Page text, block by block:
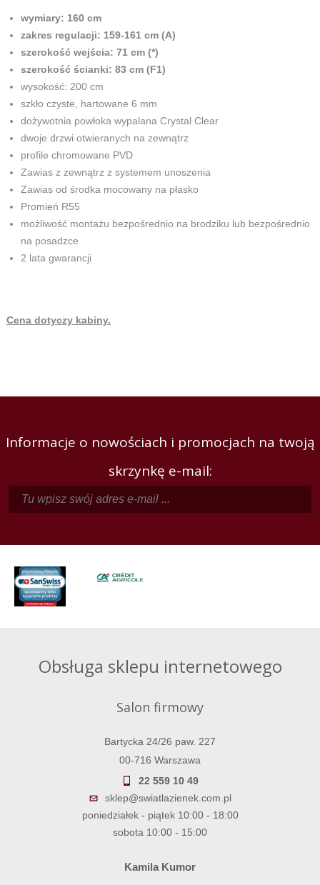
wymiary: 160 cm
zakres regulacji: 159-161 cm (A)
szerokość wejścia: 71 cm (*)
szerokość ścianki: 83 cm (F1)
wysokość: 200 cm
szkło czyste, hartowane 6 mm
dożywotnia powłoka wypalana Crystal Clear
dwoje drzwi otwieranych na zewnątrz
profile chromowane PVD
Zawias z zewnątrz z systemem unoszenia
Zawias od środka mocowany na płasko
Promień R55
możliwość montażu bezpośrednio na brodziku lub bezpośrednio
na posadzce
2 lata gwarancji
Cena dotyczy kabiny.
Informacje o nowościach i promocjach na twoją
skrzynkę e-mail:
Obsługa sklepu internetowego
Salon firmowy
Bartycka 24/26 paw. 227
00-716 Warszawa
22 559 10 49
sklep@swiatlazienek.com.pl
poniedziałek - piątek 10:00 - 18:00
sobota 10:00 - 15:00
Kamila Kumor